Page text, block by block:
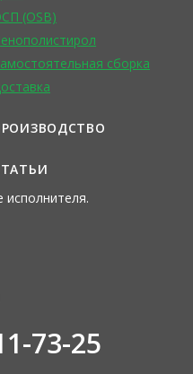
(OSB)
сборка
73-25